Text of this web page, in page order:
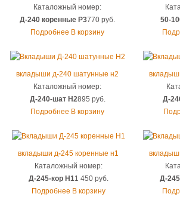
Каталожный номер:
Д-240 коренные Р3770 руб.
Подробнее В корзину
50-
вкладыши д-240 шатунные н2
Каталожный номер:
Д-240-шат Н2895 руб.
Подробнее В корзину
Д-
вкладыши д-245 коренные н1
Каталожный номер:
Д-245-кор Н11 450 руб.
Подробнее В корзину
Д-